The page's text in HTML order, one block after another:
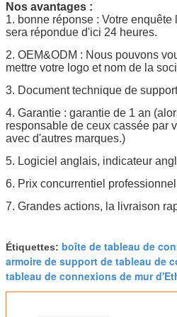
Nos avantages :
1. bonne réponse : Votre
sera répondue d'ici 24 heures.
2. OEM&ODM : Nous pouvons
mettre votre logo et nom de la
3. Document technique de
4. Garantie : garantie de 1 an
responsable de ceux cassée par
avec d'autres marques.)
5. Logiciel anglais, indicateur
6. Prix concurrentiel
7. Grandes actions, la livraison
Étiquettes: boîte de tableau de
armoire de support de tableau de
tableau de connexions de mur